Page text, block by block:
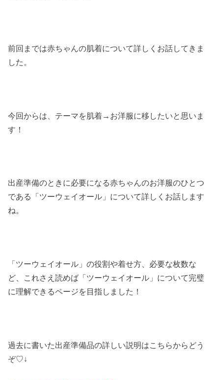
前回までは赤ちゃんの肌着について詳しくお話してきま
した。
今回からは、テーマを肌着→お洋服に移したいと思いま
す！
出産準備のときに必要になる赤ちゃんのお洋服のひとつ
である「ツーウェイオール」について詳しくお話します
ね。
「ツーウェイオール」の役割や着せ方、必要な枚数な
ど、これさえ読めば「ツーウェイオール」について完璧
に理解できるページを目指しました！
過去に書いた出産準備品の詳しい説明はこちらからどう
ぞ♡↓